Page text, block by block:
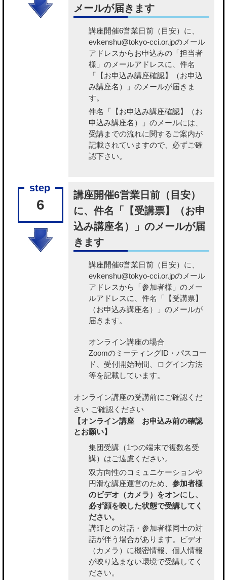
メールが届きます
講座開催6営業日前（目安）に、
evkenshu@tokyo-cci.or.jpのメール
アドレスからお申込みの「担当者
様」のメールアドレスに、件名
「【お申込み講座確認】（お申込
み講座名）」のメールが届きま
す。
件名「【お申込み講座確認】（お
申込み講座名）」のメールには、
受講までの流れに関するご案内が
記載されていますので、必ずご確
認下さい。
6
講座開催6営業日前（目安）
に、件名「【受講票】（お申
込み講座名）」のメールが届
きます
講座開催6営業日前（目安）に、
evkenshu@tokyo-cci.or.jpのメール
アドレスから「参加者様」のメー
ルアドレスに、件名「【受講票】
（お申込み講座名）」のメールが
届きます。
オンライン講座の場合
ZoomのミーティングID・パスコー
ド、受付開始時間、ログイン方法
等を記載しています。
オンライン講座の受講前にご確認くだ
さい ご確認ください
【オンライン講座 お申込み前の確認
とお願い】
集団受講（1つの端末で複数名受
講）はご遠慮ください。
双方向性のコミュニケーションや
円滑な講座運営のため、 参加者様
のビデオ（カメラ）をオンにし、
必ず顔を映した状態で受講してく
ださい。
講師との対話・参加者様同士の対
話が伴う場合があります。ビデオ
（カメラ）に機密情報、個人情報
が映り込まない環境で受講してく
ださい。